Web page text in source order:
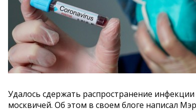
Удалось сдержать распространение
москвичей. Об этом в своем блоге написал